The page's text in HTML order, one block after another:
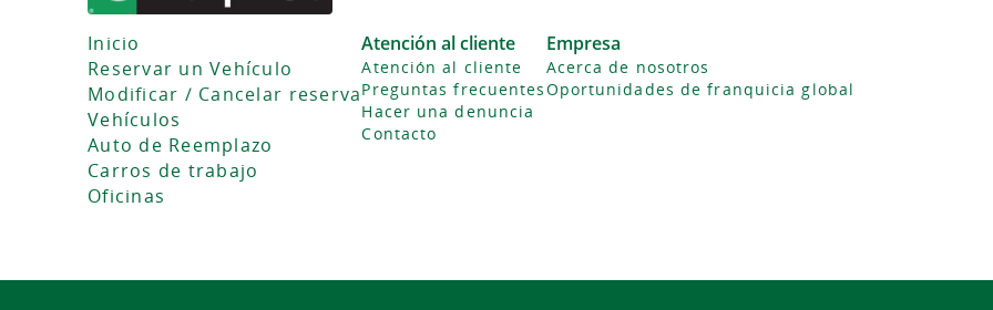
Inicio
Reservar un Vehículo
Modificar / Cancelar reserva
Vehículos
Auto de Reemplazo
Carros de trabajo
Oficinas
Atención al cliente
Atención al cliente
Preguntas frecuentes
Hacer una denuncia
Contacto
Empresa
Acerca de nosotros
Oportunidades de franquicia global